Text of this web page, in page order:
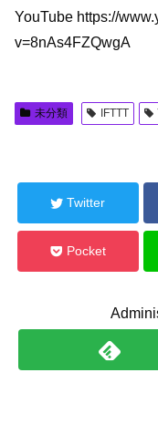
YouTube https://
v=8nAs4FZQwgA
未分類 IFTTT
Twitter
Pocket